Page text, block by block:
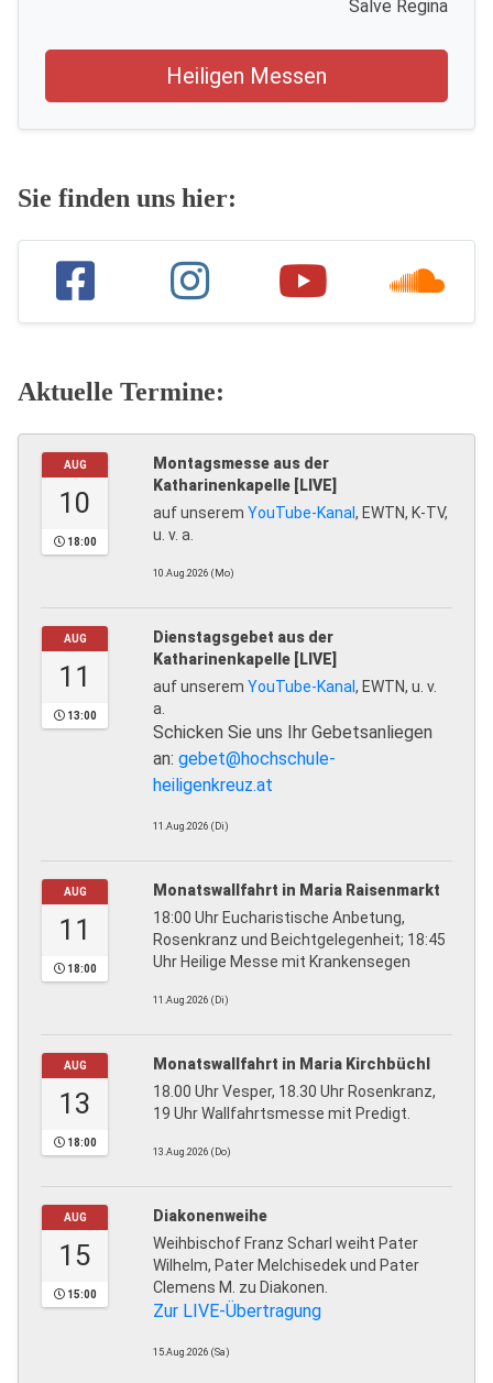
Salve Regina
Heiligen Messen
Sie finden uns hier:
Aktuelle Termine:
AUG
10
18:00
Montagsmesse aus der
Katharinenkapelle [LIVE]
auf unserem YouTube-Kanal, EWTN, K-TV,
u. v. a.
10.Aug.2026 (Mo)
AUG
11
13:00
Dienstagsgebet aus der
Katharinenkapelle [LIVE]
auf unserem YouTube-Kanal, EWTN, u. v.
a.
Schicken Sie uns Ihr Gebetsanliegen
an: gebet@hochschule-
heiligenkreuz.at
11.Aug.2026 (Di)
AUG
11
18:00
Monatswallfahrt in Maria Raisenmarkt
18:00 Uhr Eucharistische Anbetung,
Rosenkranz und Beichtgelegenheit; 18:45
Uhr Heilige Messe mit Krankensegen
11.Aug.2026 (Di)
AUG
13
18:00
Monatswallfahrt in Maria Kirchbüchl
18.00 Uhr Vesper, 18.30 Uhr Rosenkranz,
19 Uhr Wallfahrtsmesse mit Predigt.
13.Aug.2026 (Do)
AUG
15
15:00
Diakonenweihe
Weihbischof Franz Scharl weiht Pater
Wilhelm, Pater Melchisedek und Pater
Clemens M. zu Diakonen.
Zur LIVE-Übertragung
15.Aug.2026 (Sa)